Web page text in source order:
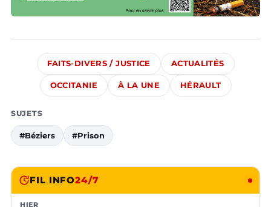
FAITS-DIVERS / JUSTICE ACTUALITÉS
OCCITANIE À LA UNE HÉRAULT
SUJETS
#Béziers #Prison
FIL INFO24/7
HIER